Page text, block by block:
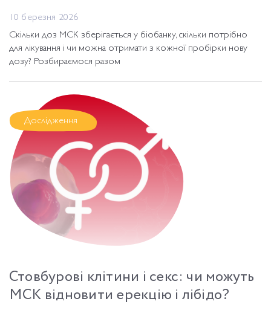
10 березня 2026
Скільки доз МСК зберігається у біобанку, скільки потрібно
для лікування і чи можна отримати з кожної пробірки нову
дозу? Розбираємося разом
Дослідження
Стовбурові клітини і секс: чи можуть
МСК відновити ерекцію і лібідо?